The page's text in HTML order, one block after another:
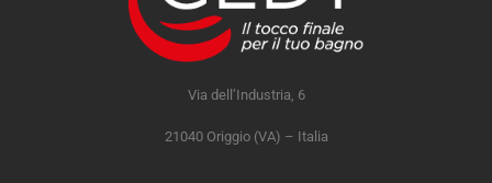
Via dell’Industria, 6
21040 Origgio (VA) – Italia